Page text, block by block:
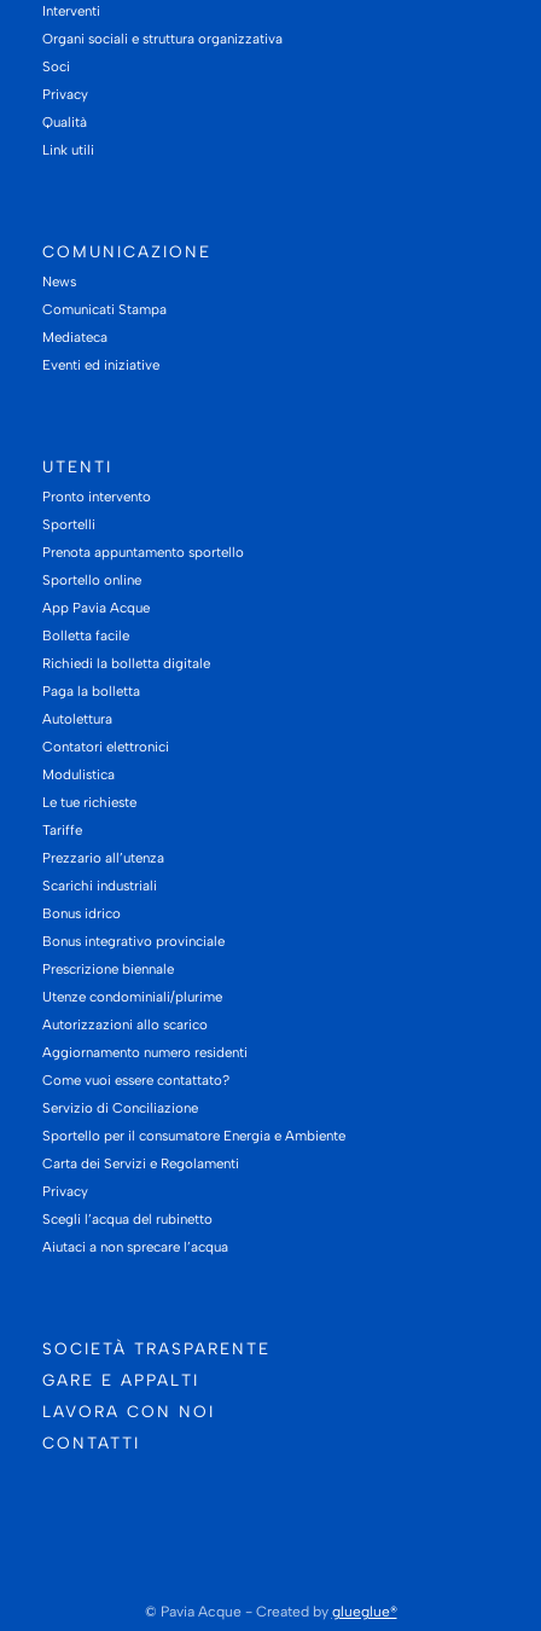
Interventi
Organi sociali e struttura organizzativa
Soci
Privacy
Qualità
Link utili
COMUNICAZIONE
News
Comunicati Stampa
Mediateca
Eventi ed iniziative
UTENTI
Pronto intervento
Sportelli
Prenota appuntamento sportello
Sportello online
App Pavia Acque
Bolletta facile
Richiedi la bolletta digitale
Paga la bolletta
Autolettura
Contatori elettronici
Modulistica
Le tue richieste
Tariffe
Prezzario all’utenza
Scarichi industriali
Bonus idrico
Bonus integrativo provinciale
Prescrizione biennale
Utenze condominiali/plurime
Autorizzazioni allo scarico
Aggiornamento numero residenti
Come vuoi essere contattato?
Servizio di Conciliazione
Sportello per il consumatore Energia e Ambiente
Carta dei Servizi e Regolamenti
Privacy
Scegli l’acqua del rubinetto
Aiutaci a non sprecare l’acqua
SOCIETÀ TRASPARENTE
GARE E APPALTI
LAVORA CON NOI
CONTATTI
© Pavia Acque - Created by glueglue®